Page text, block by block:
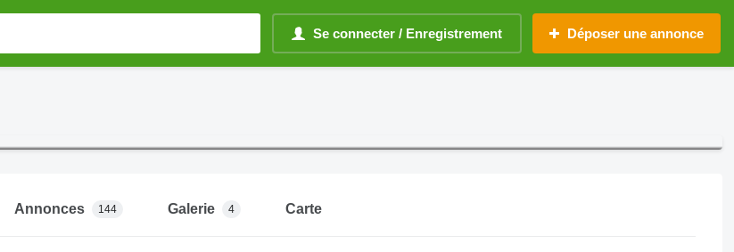
Se connecter / Enregistrement Déposer une annonce
Annonces 144 Galerie 4 Carte